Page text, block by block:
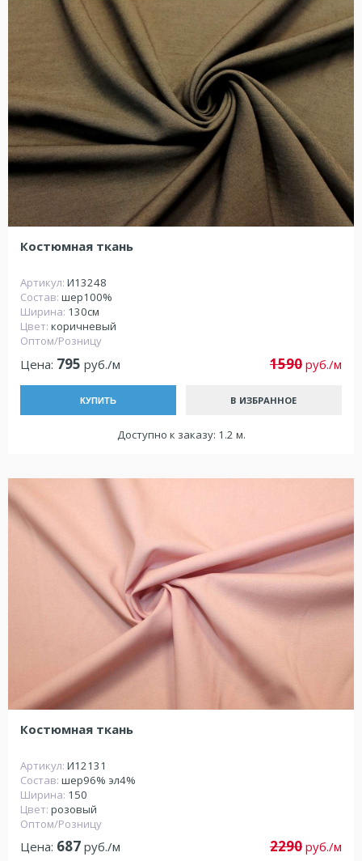
Костюмная ткань
Артикул: И13248
Состав: шер100%
Ширина: 130см
Цвет: коричневый
Оптом/Розницу
Цена: 795 руб./м 1590 руб./м
КУПИТЬ В ИЗБРАННОЕ
Доступно к заказу: 1.2 м.
Костюмная ткань
Артикул: И12131
Состав: шер96% эл4%
Ширина: 150
Цвет: розовый
Оптом/Розницу
Цена: 687 руб./м 2290 руб./м